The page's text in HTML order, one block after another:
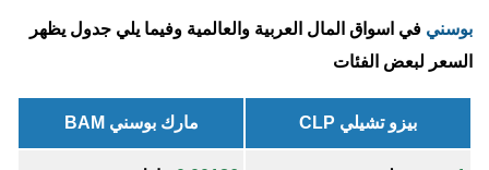
بوسني في اسواق المال العربية والعالمية وفيما يلي جدول يظهر
السعر لبعض الفئات
بيزو تشيلي CLP مارك بوسني BAM